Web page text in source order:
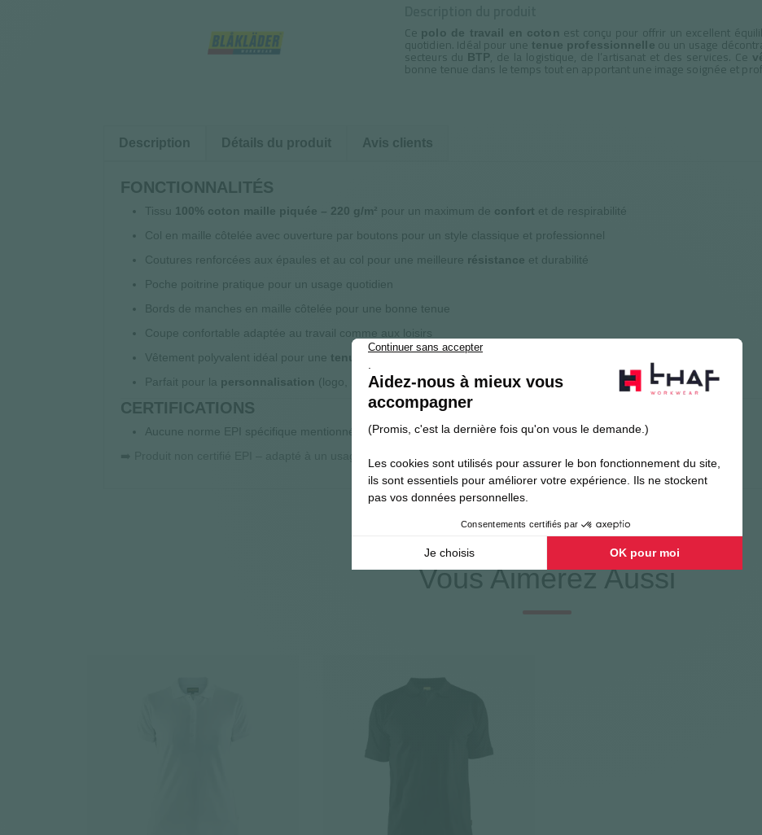
Ce polo de travail en coton est conçu pour offrir un excellent
quotidien. Idéal pour une tenue professionnelle ou un usage
secteurs du BTP, de la logistique, de l’artisanat et des services. Ce
bonne tenue dans le temps tout en apportant une image soignée et
Description Détails du produit Avis clients
FONCTIONNALITÉS
Tissu 100% coton maille piquée – 220 g/m² pour un maximum de confort et de respirabilité
Col en maille côtelée avec ouverture par boutons pour un style classique et professionnel
Coutures renforcées aux épaules et au col pour une meilleure résistance et durabilité
Poche poitrine pratique pour un usage quotidien
Bords de manches en maille côtelée pour une bonne tenue
Coupe confortable adaptée au travail comme aux loisirs
Vêtement polyvalent idéal pour une tenue professionnelle
ou casual
Parfait pour la personnalisation (logo, broderie, marquage textile)
CERTIFICATIONS
Aucune norme EPI spécifique mentionnée
Vous Aimerez Aussi